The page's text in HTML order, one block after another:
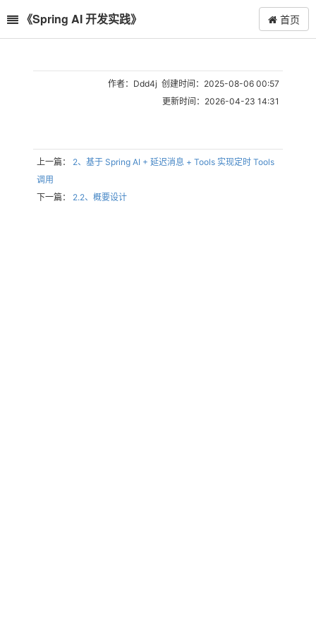
《Spring AI 开发实践》 首页
作者：Ddd4j 创建时间：2025-08-06 00:57
更新时间：2026-04-23 14:31
上一篇： 2、基于 Spring AI + 延迟消息 + Tools 实现定时 Tools
调用
下一篇： 2.2、概要设计